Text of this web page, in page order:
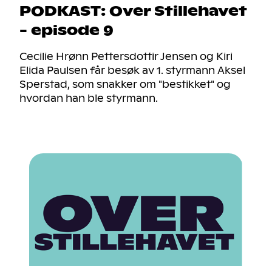
PODKAST: Over Stillehavet
- episode 9
Cecilie Hrønn Pettersdottir Jensen og Kiri
Elida Paulsen får besøk av 1. styrmann Aksel
Sperstad, som snakker om "bestikket" og
hvordan han ble styrmann.